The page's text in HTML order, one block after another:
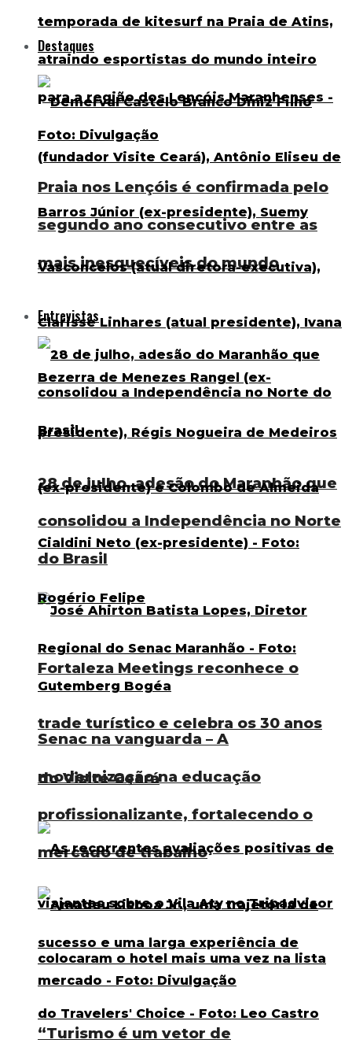
Praia nos Lençóis é confirmada pelo
segundo ano consecutivo entre as
mais inesquecíveis do mundo
Entrevistas
28 de julho, adesão do Maranhão que
consolidou a Independência no Norte
do Brasil
Senac na vanguarda – A
modernização na educação
profissionalizante, fortalecendo o
mercado de trabalho
“Turismo é um vetor de
Destaques
Fortaleza Meetings reconhece o
trade turístico e celebra os 30 anos
do Visite Ceará